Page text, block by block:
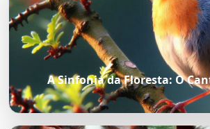
A Sinfonia da Floresta: O